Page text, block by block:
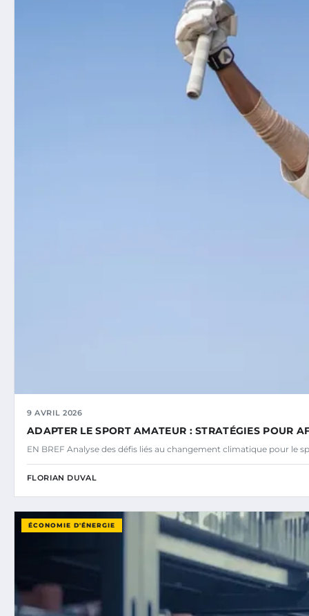
9 AVRIL 2026
ADAPTER LE SPORT AMATEUR : STRATÉGIES POUR
EN BREF Analyse des défis liés au changement climatique pour le
FLORIAN DUVAL
ÉCONOMIE D'ÉNERGIE